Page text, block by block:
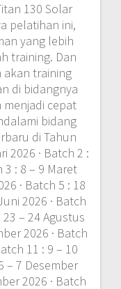
130 Solar
pelatihan ini,
yang lebih
training. Dan
akan training
di bidangnya
cepat
bidang
di Tahun
2026 · Batch 2 :
3 : 8 – 9 Maret
· Batch 5 : 18
2026 · Batch
– 24 Agustus
2026 · Batch
11 : 9 – 10
– 7 Desember
2026 · Batch